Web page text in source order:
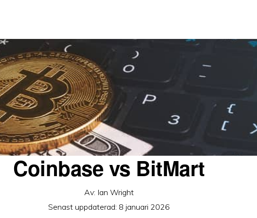
Coinbase vs BitMart
Av: Ian Wright
Senast uppdaterad: 8 januari 2026